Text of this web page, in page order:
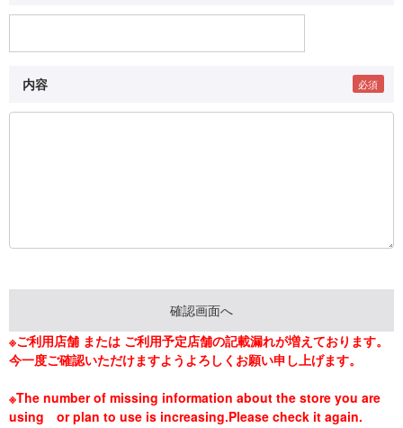
内容
※ご利用店舗 または ご利用予定店舗の記載漏れが増えております。
今一度ご確認いただけますようよろしくお願い申し上げます。
※The number of missing information about the store you are
using or plan to use is increasing.Please check it again.